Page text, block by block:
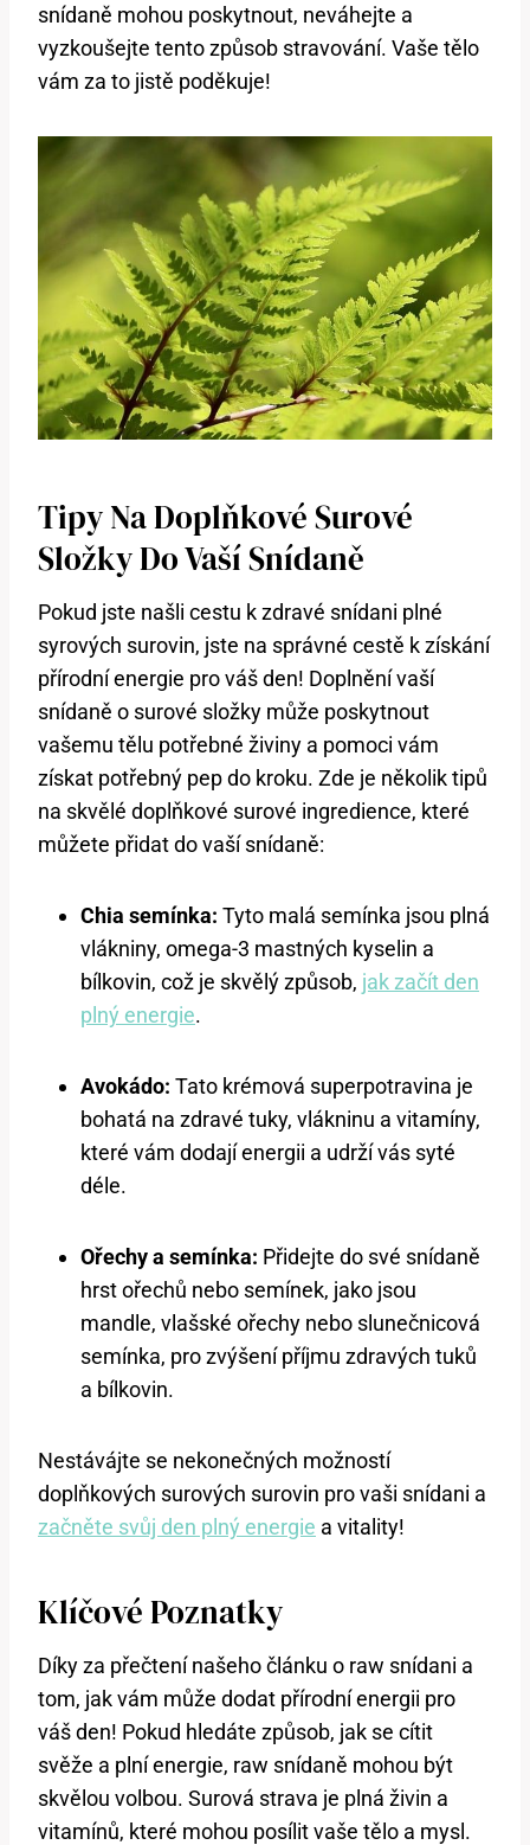
snídaně mohou poskytnout, neváhejte a
vyzkoušejte tento způsob stravování. Vaše tělo
vám za to jistě poděkuje!
Tipy Na Doplňkové Surové
Složky Do Vaší Snídaně
Pokud jste našli cestu k zdravé snídani plné
syrových surovin, jste na správné cestě k získání
přírodní energie pro váš den! Doplnění vaší
snídaně o surové složky může poskytnout
vašemu tělu potřebné živiny a pomoci vám
získat potřebný pep do kroku. Zde je několik tipů
na skvělé doplňkové surové ingredience, které
můžete přidat do vaší snídaně:
Chia semínka: Tyto malá semínka jsou plná
vlákniny, omega-3 mastných kyselin a
bílkovin, což je skvělý způsob, jak začít den
plný energie.
Avokádo: Tato krémová superpotravina je
bohatá na zdravé tuky, vlákninu a vitamíny,
které vám dodají energii a udrží vás syté
déle.
Ořechy a semínka: Přidejte do své snídaně
hrst ořechů nebo semínek, jako jsou
mandle, vlašské ořechy nebo slunečnicová
semínka, pro zvýšení příjmu zdravých tuků
a bílkovin.
Nestávájte se nekonečných možností
doplňkových surových surovin pro vaši snídani a
začněte svůj den plný energie a vitality!
Klíčové Poznatky
Díky za přečtení našeho článku o raw snídani a
tom, jak vám může dodat přírodní energii pro
váš den! Pokud hledáte způsob, jak se cítit
svěže a plní energie, raw snídaně mohou být
skvělou volbou. Surová strava je plná živin a
vitamínů, které mohou posílit vaše tělo a mysl.